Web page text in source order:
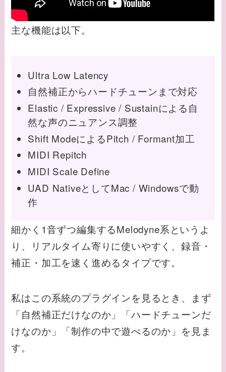
主な機能は以下。
Ultra Low Latency
自然補正からハードチューンまで対応
Elastic / Expressive / Sustainによる自
然な声のニュアンス調整
Shift ModeによるPitch / Formant加工
MIDI Repitch
MIDI Scale Define
UAD NativeとしてMac / Windowsで動
作
細かく1音ずつ編集するMelodyne系というよ
り、リアルタイム寄りに使いやすく、録音・
補正・加工を速く進めるタイプです。
私はこの系統のプラグインを見るとき、まず
「自然補正だけなのか」「ハードチューンだ
けなのか」「制作の中で遊べるのか」を見ま
す。